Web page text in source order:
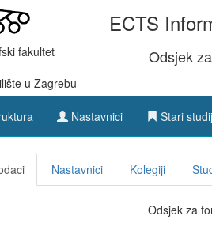
fakultet
u Zagrebu
ECTS
Odsjek
Nastavnici Stari
Nastavnici Kolegiji
Odsjek za